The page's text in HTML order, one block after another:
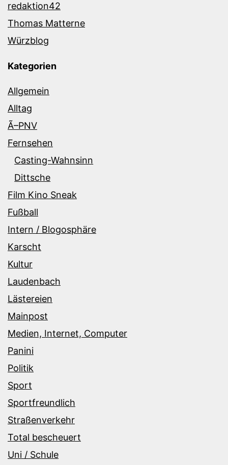
redaktion42
Thomas Matterne
Würzblog
Kategorien
Allgemein
Alltag
Ã–PNV
Fernsehen
Casting-Wahnsinn
Dittsche
Film Kino Sneak
Fußball
Intern / Blogosphäre
Karscht
Kultur
Laudenbach
Lästereien
Mainpost
Medien, Internet, Computer
Panini
Politik
Sport
Sportfreundlich
Straßenverkehr
Total bescheuert
Uni / Schule